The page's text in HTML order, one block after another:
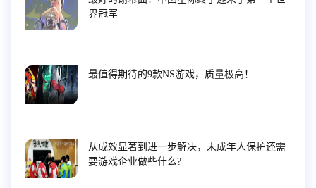
界冠军
最值得期待的9款NS游戏，质量极高！
从成效显著到进一步解决，未成年人保护还需
要游戏企业做些什么?